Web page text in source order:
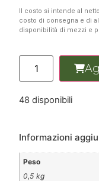
Il costo si intende al
costo di consegna e di
disponibilità di mezzi e
48 disponibili
Informazioni
Peso
0,5 kg